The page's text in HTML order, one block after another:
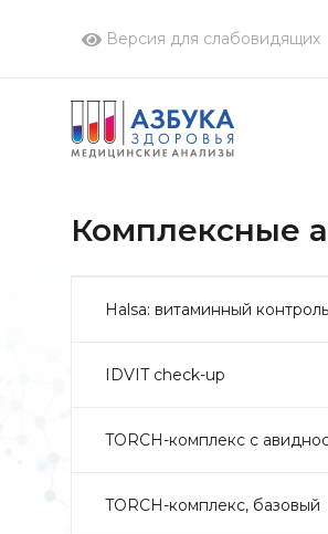
Версия для слабовидящих
Комплексные
Halsa: витаминный контроль
IDVIT check-up
TORCH-комплекс с
TORCH-комплекс, базовый